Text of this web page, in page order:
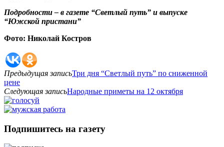
Подробности – в газете “Светлый путь” и выпуске
“Южской пристани”
Фото: Николай Костров
Предыдущая записьТри дня “Светлый путь” по сниженной
цене
Следующая записьНародные приметы на 12 октября
Подпишитесь на газету